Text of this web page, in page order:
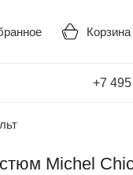
Корзина
+7
Michel